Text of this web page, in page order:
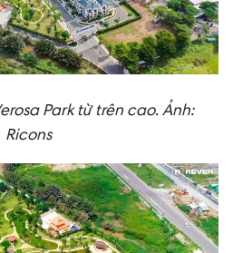
Park từ trên cao. Ảnh:
Ricons